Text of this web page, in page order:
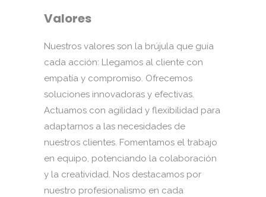
Valores
Nuestros valores son la brújula que guía
cada acción: Llegamos al cliente con
empatía y compromiso. Ofrecemos
soluciones innovadoras y efectivas.
Actuamos con agilidad y flexibilidad para
adaptarnos a las necesidades de
nuestros clientes. Fomentamos el trabajo
en equipo, potenciando la colaboración
y la creatividad. Nos destacamos por
nuestro profesionalismo en cada